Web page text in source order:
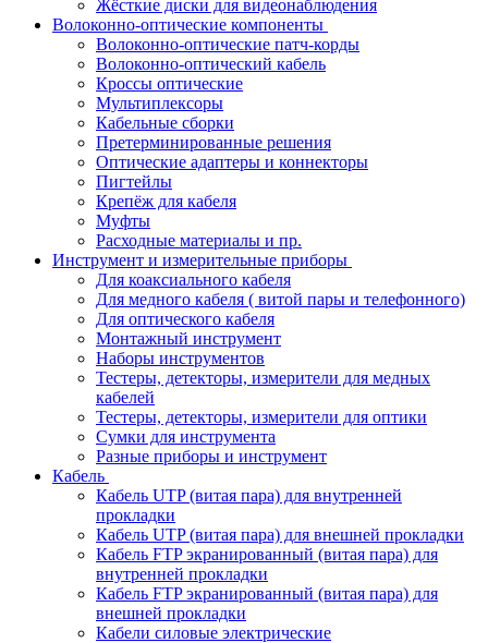
Жёсткие диски для видеонаблюдения
Волоконно-оптические компоненты
Волоконно-оптические патч-корды
Волоконно-оптический кабель
Кроссы оптические
Мультиплексоры
Кабельные сборки
Претерминированные решения
Оптические адаптеры и коннекторы
Пигтейлы
Крепёж для кабеля
Муфты
Расходные материалы и пр.
Инструмент и измерительные приборы
Для коаксиального кабеля
Для медного кабеля ( витой пары и телефонного)
Для оптического кабеля
Монтажный инструмент
Наборы инструментов
Тестеры, детекторы, измерители для медных
кабелей
Тестеры, детекторы, измерители для оптики
Сумки для инструмента
Разные приборы и инструмент
Кабель
Кабель UTP (витая пара) для внутренней
прокладки
Кабель UTP (витая пара) для внешней прокладки
Кабель FTP экранированный (витая пара) для
внутренней прокладки
Кабель FTP экранированный (витая пара) для
внешней прокладки
Кабели силовые электрические